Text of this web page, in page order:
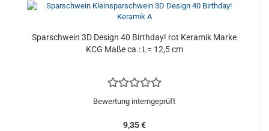
Sparschwein 3D Design 40 Birthday! rot Keramik Marke
KCG Maße ca.: L= 12,5 cm
Bewertung interngeprüft
9,35 €